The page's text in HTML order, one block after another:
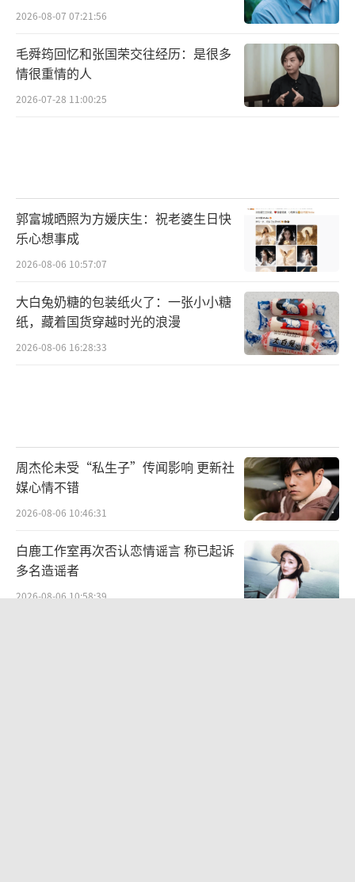
2026-08-07 07:21:56
毛舜筠回忆和张国荣交往经历：是很多
情很重情的人
2026-07-28 11:00:25
郭富城晒照为方媛庆生：祝老婆生日快
乐心想事成
2026-08-06 10:57:07
大白兔奶糖的包装纸火了：一张小小糖
纸，藏着国货穿越时光的浪漫
2026-08-06 16:28:33
周杰伦未受“私生子”传闻影响 更新社
媒心情不错
2026-08-06 10:46:31
白鹿工作室再次否认恋情谣言 称已起诉
多名造谣者
2026-08-06 10:58:39